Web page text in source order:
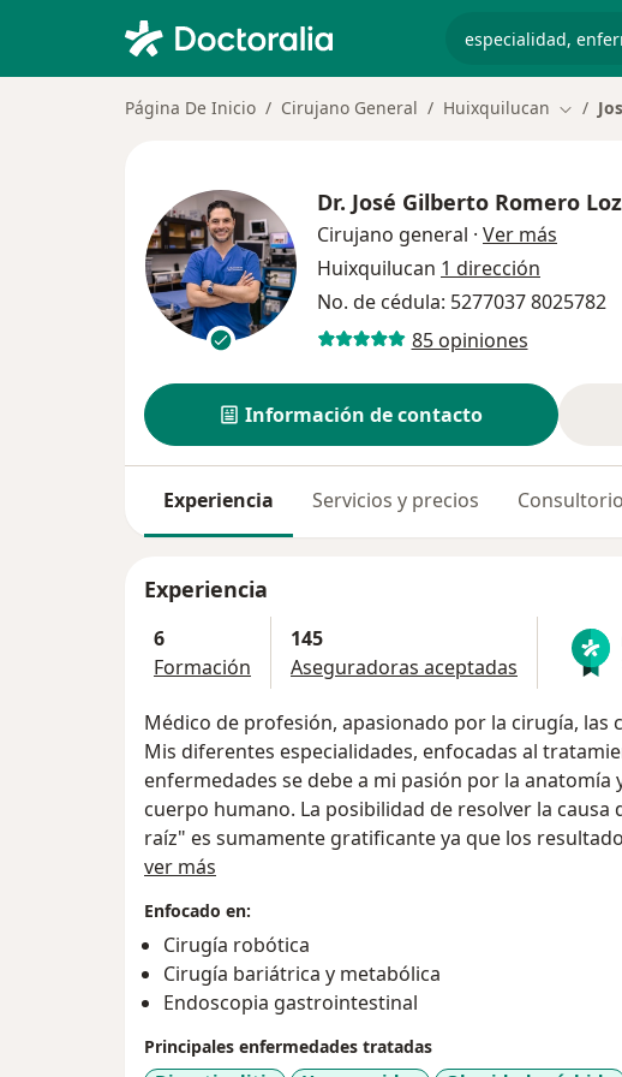
Página De Inicio Cirujano General Huixquilucan
Dr. José Gilberto Romero
Cirujano general · Ver más
Huixquilucan 1 dirección
No. de cédula: 5277037 8025782
85 opiniones
Información de contacto
Experiencia Servicios y precios
Experiencia
6
Formación
145
Aseguradoras aceptadas
Médico de profesión, apasionado por la cirugía, las
Mis diferentes especialidades, enfocadas al
enfermedades se debe a mi pasión por la
cuerpo humano. La posibilidad de resolver la
raíz" es sumamente gratificante ya que los
se ven reflejadas de manera caso inmediata en
La cirugía y endoscopía bariátrica o para el
tanto la atención desde que las conocí durante mi
la complejidad de una enfermedad tan normalizada
parece asombroso como una enfermedad puede
en la vida de los pacientes, sus familias y la
peso no saludable me ha generado enorme
ver más
Enfocado en:
Cirugía robótica
Cirugía bariátrica y metabólica
Endoscopia gastrointestinal
Principales enfermedades tratadas